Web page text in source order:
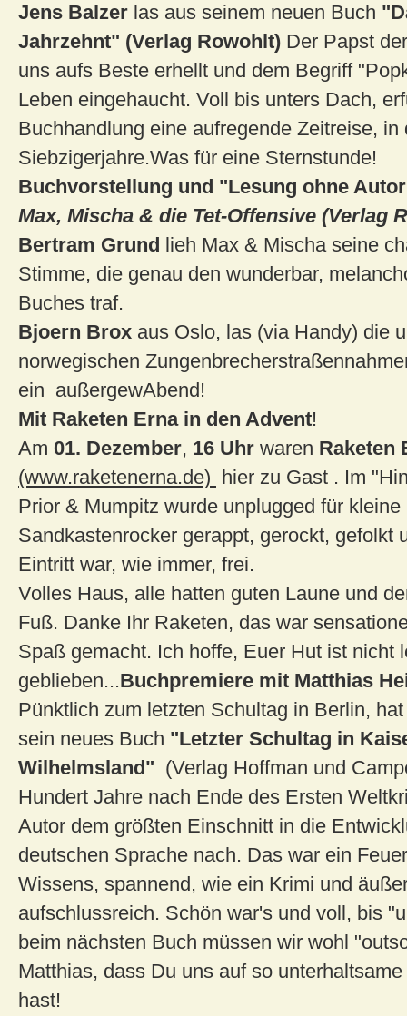
Jens Balzer las aus seinem neuen Buch
Jahrzehnt" (Verlag Rowohlt) Der Papst
uns aufs Beste erhellt und dem Begriff
Leben eingehaucht. Voll bis unters Dach,
Buchhandlung eine aufregende Zeitreise, in
Siebzigerjahre.Was für eine Sternstunde!
Buchvorstellung und "Lesung ohne
Max, Mischa & die Tet-Offensive (Verlag
Bertram Grund lieh Max & Mischa seine
Stimme, die genau den wunderbar,
Buches traf.
Bjoern Brox aus Oslo, las (via Handy) die
norwegischen
ein außergewAbend!
Mit Raketen Erna in den Advent!
Am 01. Dezember, 16 Uhr waren Raketen
(www.raketenerna.de) hier zu Gast . Im
Prior & Mumpitz wurde unplugged für kleine
Sandkastenrocker gerappt, gerockt, gefolkt
Eintritt war, wie immer, frei.
Volles Haus, alle hatten guten Laune und
Fuß. Danke Ihr Raketen, das war
Spaß gemacht. Ich hoffe, Euer Hut ist nicht
geblieben...Buchpremiere mit Matthias
Pünktlich zum letzten Schultag in Berlin,
sein neues Buch "Letzter Schultag in
Wilhelmsland" (Verlag Hoffman und
Hundert Jahre nach Ende des Ersten
Autor dem größten Einschnitt in die
deutschen Sprache nach. Das war ein
Wissens, spannend, wie ein Krimi und
aufschlussreich. Schön war's und voll, bis
beim nächsten Buch müssen wir wohl
Matthias, dass Du uns auf so
hast!